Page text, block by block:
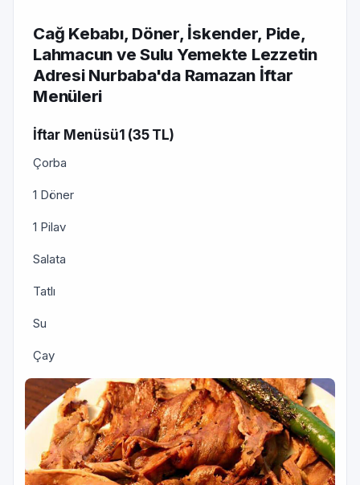
Cağ Kebabı, Döner, İskender, Pide,
Lahmacun ve Sulu Yemekte Lezzetin
Adresi Nurbaba'da Ramazan İftar
Menüleri
İftar Menüsü1 (35 TL)
Çorba
1 Döner
1 Pilav
Salata
Tatlı
Su
Çay